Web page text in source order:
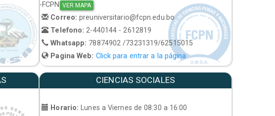
-FCPN VER MAPA
Correo:preuniversitario@fcpn.edu.bo
Telefono:2-440144 - 2612819
Whatsapp: 78874902 /73231319/62515015
Pagina Web: Click para entrar a la página
CIENCIAS SOCIALES
Horario:
Lunes a Viernes de 08:30 a 16:00